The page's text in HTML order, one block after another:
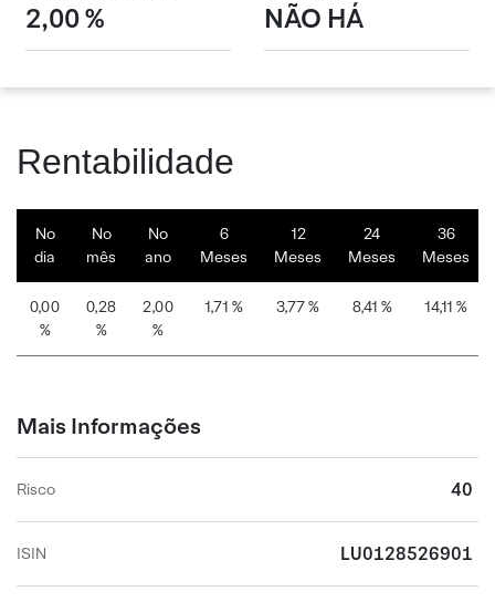
2,00 % NÃO HÁ
Rentabilidade
No
dia
No
mês
No
ano
6
Meses
12
Meses
24
Meses
36
Meses
0,00
%
0,28
%
2,00
%
1,71 % 3,77 % 8,41 % 14,11 %
Mais Informações
Risco 40
ISIN LU0128526901